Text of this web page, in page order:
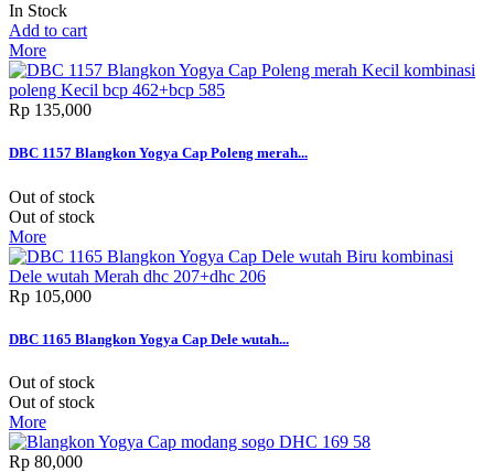
In Stock
Add to cart
More
Rp‎ 135,000
DBC 1157 Blangkon Yogya Cap Poleng merah...
Out of stock
Out of stock
More
Rp‎ 105,000
DBC 1165 Blangkon Yogya Cap Dele wutah...
Out of stock
Out of stock
More
Rp‎ 80,000